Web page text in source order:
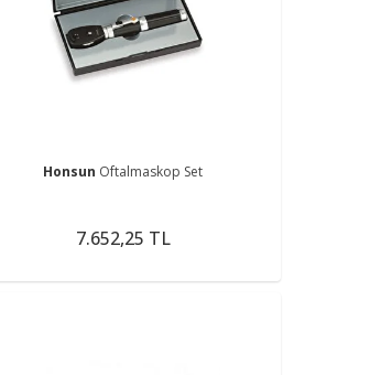
Honsun Oftalmaskop Set
7.652,25 TL